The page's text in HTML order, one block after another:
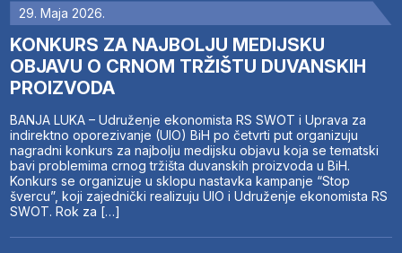
29. Maja 2026.
KONKURS ZA NAJBOLJU MEDIJSKU
OBJAVU O CRNOM TRŽIŠTU DUVANSKIH
PROIZVODA
BANJA LUKA – Udruženje ekonomista RS SWOT i Uprava za
indirektno oporezivanje (UIO) BiH po četvrti put organizuju
nagradni konkurs za najbolju medijsku objavu koja se tematski
bavi problemima crnog tržišta duvanskih proizvoda u BiH.
Konkurs se organizuje u sklopu nastavka kampanje “Stop
švercu”, koji zajednički realizuju UIO i Udruženje ekonomista RS
SWOT. Rok za […]